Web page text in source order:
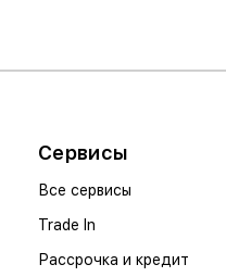
Сервисы
Все сервисы
Trade In
Рассрочка и кредит